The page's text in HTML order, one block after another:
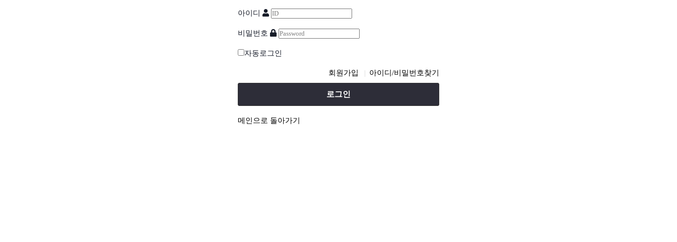
아이디
비밀번호
자동로그인
회원가입 아이디/비밀번호찾기
로그인
메인으로 돌아가기